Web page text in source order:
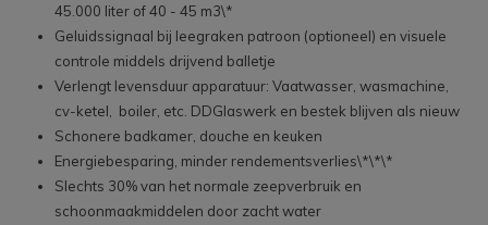
45.000 liter of 40 - 45 m3\*
Geluidssignaal bij leegraken patroon (optioneel) en visuele
controle middels drijvend balletje
Verlengt levensduur apparatuur: Vaatwasser, wasmachine,
cv-ketel, boiler, etc. DDGlaswerk en bestek blijven als nieuw
Schonere badkamer, douche en keuken
Energiebesparing, minder rendementsverlies\*\*\*
Slechts 30% van het normale zeepverbruik en
schoonmaakmiddelen door zacht water